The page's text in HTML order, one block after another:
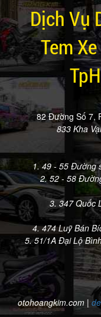
Dịch Vụ
Tem
82 Đường Số 7,
833 Kha
1. 49 - 55 Đường
2. 52 - 58
3. 347 Quốc
4. 474 Luỹ Bán
5. 51/1A Đại Lộ
otohoangkim.com |